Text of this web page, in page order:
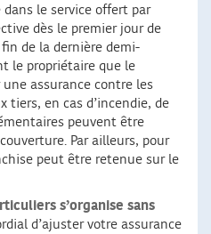
le service offert par
dès le premier jour de
de la dernière demi-
le propriétaire que le
assurance contre les
tiers, en cas d’incendie, de
peuvent être
Par ailleurs, pour
peut être retenue sur le
s’organise sans
d’ajuster votre assurance